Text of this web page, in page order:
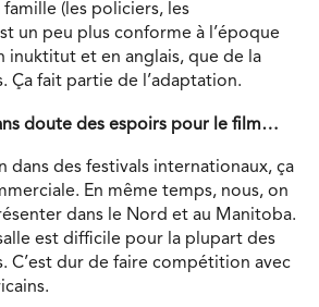
(les policiers, les
un peu plus conforme à l’époque
inuktitut et en anglais, que de la
Ça fait partie de l’adaptation.
doute des espoirs pour le film…
dans des festivals internationaux, ça
En même temps, nous, on
dans le Nord et au Manitoba.
est difficile pour la plupart des
C’est dur de faire compétition avec